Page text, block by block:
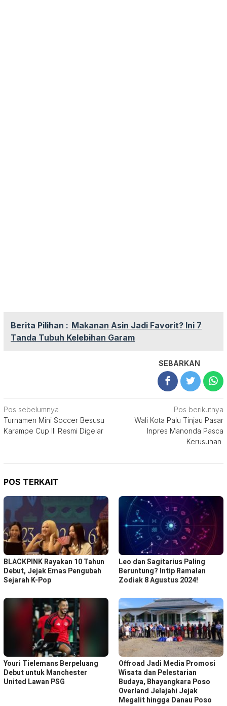
Berita Pilihan : Makanan Asin Jadi Favorit? Ini 7
Tanda Tubuh Kelebihan Garam
SEBARKAN
Navigasi
pos
Pos sebelumnya
Turnamen Mini Soccer Besusu
Karampe Cup lll Resmi Digelar
Pos berikutnya
Wali Kota Palu Tinjau Pasar
Inpres Manonda Pasca
Kerusuhan
POS TERKAIT
BLACKPINK Rayakan 10 Tahun
Debut, Jejak Emas Pengubah
Sejarah K-Pop
Leo dan Sagitarius Paling
Beruntung? Intip Ramalan
Zodiak 8 Agustus 2024!
Youri Tielemans Berpeluang
Debut untuk Manchester
United Lawan PSG
Offroad Jadi Media Promosi
Wisata dan Pelestarian
Budaya, Bhayangkara Poso
Overland Jelajahi Jejak
Megalit hingga Danau Poso